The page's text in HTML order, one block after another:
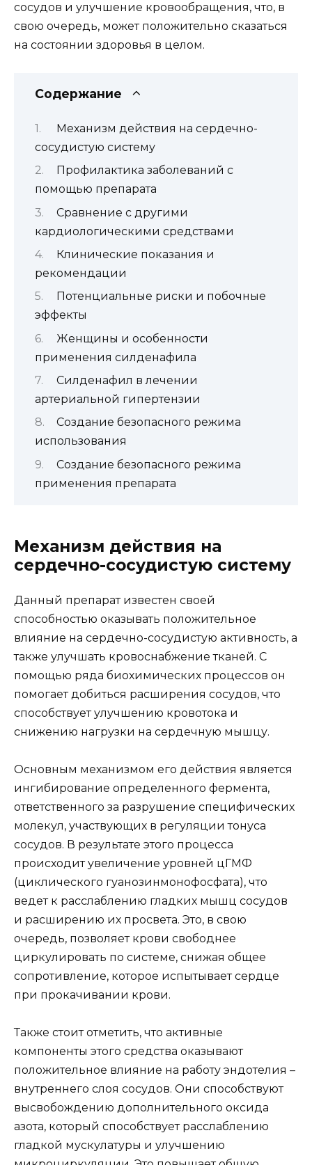
сосудов и улучшение кровообращения, что, в
свою очередь, может положительно сказаться
на состоянии здоровья в целом.
Содержание
Механизм действия на сердечно-
сосудистую систему
Профилактика заболеваний с
помощью препарата
Сравнение с другими
кардиологическими средствами
Клинические показания и
рекомендации
Потенциальные риски и побочные
эффекты
Женщины и особенности
применения силденафила
Силденафил в лечении
артериальной гипертензии
Создание безопасного режима
использования
Создание безопасного режима
применения препарата
Механизм действия на
сердечно-сосудистую систему
Данный препарат известен своей
способностью оказывать положительное
влияние на сердечно-сосудистую активность, а
также улучшать кровоснабжение тканей. С
помощью ряда биохимических процессов он
помогает добиться расширения сосудов, что
способствует улучшению кровотока и
снижению нагрузки на сердечную мышцу.
Основным механизмом его действия является
ингибирование определенного фермента,
ответственного за разрушение специфических
молекул, участвующих в регуляции тонуса
сосудов. В результате этого процесса
происходит увеличение уровней цГМФ
(циклического гуанозинмонофосфата), что
ведет к расслаблению гладких мышц сосудов
и расширению их просвета. Это, в свою
очередь, позволяет крови свободнее
циркулировать по системе, снижая общее
сопротивление, которое испытывает сердце
при прокачивании крови.
Также стоит отметить, что активные
компоненты этого средства оказывают
положительное влияние на работу эндотелия –
внутреннего слоя сосудов. Они способствуют
высвобождению дополнительного оксида
азота, который способствует расслаблению
гладкой мускулатуры и улучшению